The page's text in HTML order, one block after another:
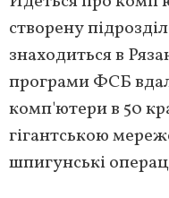
створену
знаходиться в
програми ФСБ
комп'ютери в 50
гігантською
шпигунські